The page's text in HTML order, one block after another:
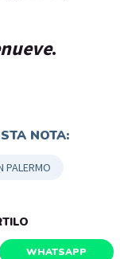
.
NOTA:
PALERMO
WHATSAPP